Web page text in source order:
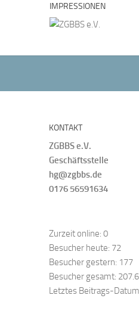
IMPRESSIONEN
KONTAKT
ZGBBS e.V.
Geschäftsstelle
hg@zgbbs.de
0176 56591634
Zurzeit online: 0
Besucher heute: 72
Besucher gestern: 177
Besucher gesamt:
Letztes Beitrags-